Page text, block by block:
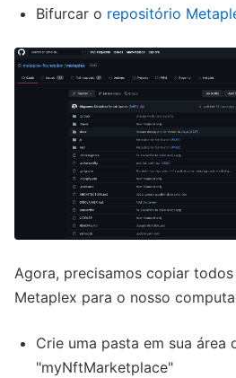
Bifurcar o repositório
Agora, precisamos copiar
Metaplex para o nosso
Crie uma pasta em sua área
"myNftMarketplace"